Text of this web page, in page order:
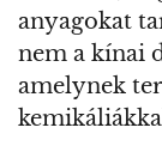
anyagokat
nem a kínai
amelynek